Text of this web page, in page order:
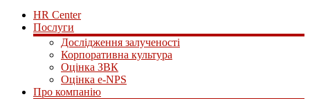
HR Center
Послуги
Дослідження залученості
Корпоративна культура
Оцінка ЗВК
Оцінка e-NPS
Про компанію